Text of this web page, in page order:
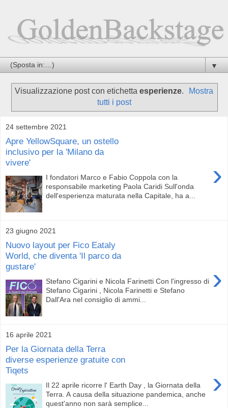
▼
Visualizzazione post con etichetta esperienze.
Mostra
tutti i post
24 settembre 2021
Apre YellowSquare, un ostello
inclusivo per la 'Milano da
vivere'
›
I fondatori Marco e Fabio Coppola con la
responsabile marketing Paola Caridi Sull'onda
dell'esperienza maturata nella Capitale, ha a...
23 giugno 2021
Nuovo layout per Fico Eataly
World, che diventa 'Il parco da
gustare'
›
Stefano Cigarini e Nicola Farinetti Con l'ingresso di
Stefano Cigarini , Nicola Farinetti e Stefano
Dall'Ara nel consiglio di ammi...
16 aprile 2021
Per la Giornata della Terra
diverse esperienze gratuite con
Tiqets
›
Il 22 aprile ricorre l' Earth Day , la Giornata della
Terra. A causa della situazione pandemica, anche
quest'anno non sarà semplice...